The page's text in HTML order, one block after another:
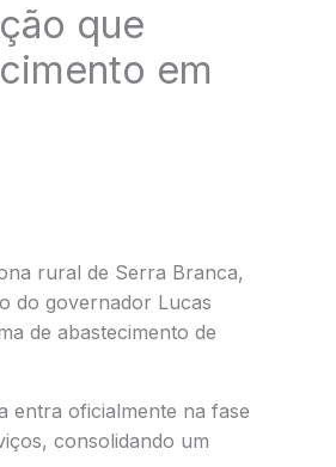
que
em
rural de Serra Branca,
do governador Lucas
de abastecimento de
entra oficialmente na fase
consolidando um